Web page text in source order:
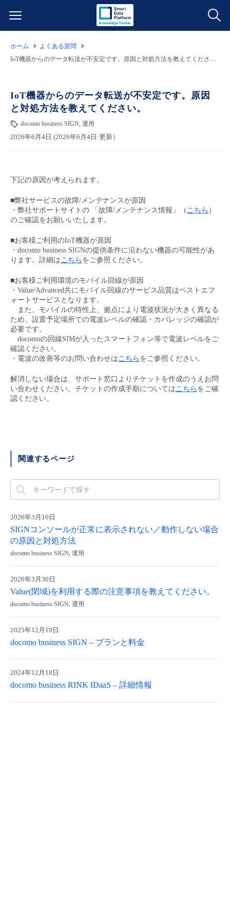
サービス一覧
クラウド/サーバー
ネットワーク
モニタリング/監査
管理機能
すべてのメニューを見る
データ利活用
クラウド/サーバー
IoT
サポート
管理機能
すべてのメニューを見る
料金情報
料金シミュレーター
クラウド/サーバー
IoT
モニタリング/監査
サポート
すべてのメニューを見る
ご利用開始ガイド
- 管理機能
- 新規お申し込み方法
- 初期設定・確認
- ユーザー機能の管理
- 登録情報の管理
- APIリファレンス
- Flexible Remote Access
- vUTM2
- バックアップ
- セキュリティ・監査
- データと分析
- IoT
- マルチクラウド利用
- リモートワーク
- その他
故障/メンテナンス情報
故障/メンテナンス履歴
メンテナンス予定
定期メンテナンス
パートナー
販売パートナー向けプログラム
協業パートナー
トレーニング/操作動画
脱炭素化
ホーム
よくある質問
IoT機器からのデータ転送が不安定です。原因と対処方法を教えてください。
IoT機器からのデータ転送が不安定です。原因
と対処方法を教えてください。
docomo business SIGN, 運用
2026年6月4日 (2026年6月4日:更新）
下記の原因が考えられます。
■弊社サービスの故障/メンテナンスが原因
・弊社サポートサイトの 「故障/メンテナンス情報」（ こちら ）
のご確認をお願いいたします。
■お客様ご利用のIoT機器が原因
・docomo business SIGNの提供条件に沿わない機器の可能性があ
ります。詳細はこちら をご参照ください。
■お客様ご利用環境のモバイル回線が原因
・Value/Advanced共にモバイル回線のサービス品質はベストエフ
ォートサービスとなります。
また、モバイルの特性上、拠点により電波状況が大きく異なる
ため、設置予定場所での電波レベルの確認・カバレッジの確認が
必要です。
docomoの回線SIMが入ったスマートフォン等で電波レベルをご
確認ください。
・電波の改善等のお問い合わせはこちら をご参照ください。
解消しない場合は、サポート窓口よりチケットを作成のうえお問
い合わせください。チケットの作成手順についてはこちら をご確
認ください。
関連するページ
2026年3月10日
SIGNコンソールが正常に表示されない／動作しない場合
の原因と対処方法
docomo business SIGN, 運用
2026年3月30日
Value(閉域)を利用する際の注意事項を教えてください。
docomo business SIGN, 運用
2025年12月19日
docomo business SIGN – プランと料金
2024年12月18日
docomo business RINK IDaaS – 詳細情報